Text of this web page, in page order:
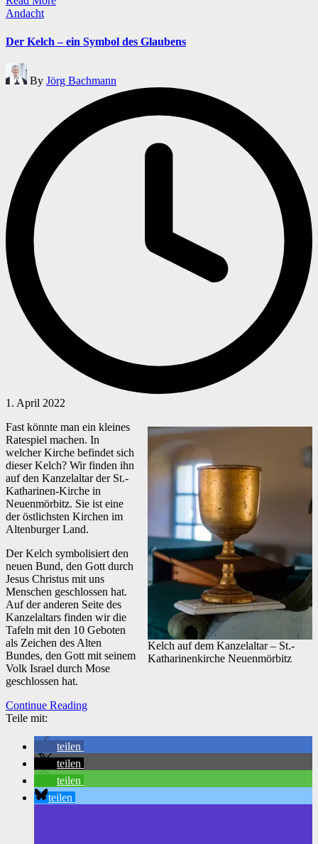
Posted
Andacht
Der Kelch – ein Symbol des Glaubens
Posted
by
By Jörg Bachmann
1. April 2022
Kelch auf dem Kanzelaltar – St.-
Katharinenkirche Neuenmörbitz
Fast könnte man ein kleines
Ratespiel machen. In
welcher Kirche befindet sich
dieser Kelch? Wir finden ihn
auf den Kanzelaltar der St.-
Katharinen-Kirche in
Neuenmörbitz. Sie ist eine
der östlichsten Kirchen im
Altenburger Land.
Der Kelch symbolisiert den
neuen Bund, den Gott durch
Jesus Christus mit uns
Menschen geschlossen hat.
Auf der anderen Seite des
Kanzelaltars finden wir die
Tafeln mit den 10 Geboten
als Zeichen des Alten
Bundes, den Gott mit seinem
Volk Israel durch Mose
geschlossen hat.
Continue Reading
Teile mit:
teilen
teilen
teilen
teilen